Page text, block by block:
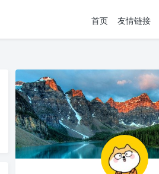
首页 友情链接